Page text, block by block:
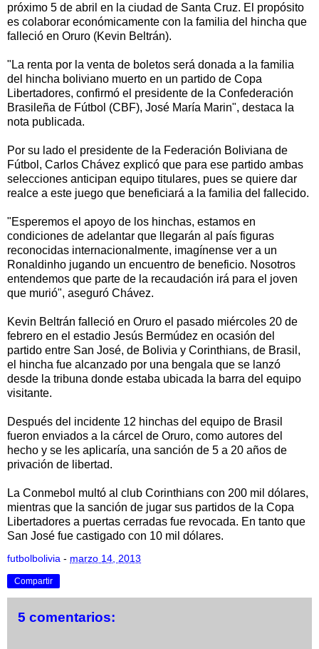
próximo 5 de abril en la ciudad de Santa Cruz. El propósito
es colaborar económicamente con la familia del hincha que
falleció en Oruro (Kevin Beltrán).
"La renta por la venta de boletos será donada a la familia
del hincha boliviano muerto en un partido de Copa
Libertadores, confirmó el presidente de la Confederación
Brasileña de Fútbol (CBF), José María Marin", destaca la
nota publicada.
Por su lado el presidente de la Federación Boliviana de
Fútbol, Carlos Chávez explicó que para ese partido ambas
selecciones anticipan equipo titulares, pues se quiere dar
realce a este juego que beneficiará a la familia del fallecido.
"Esperemos el apoyo de los hinchas, estamos en
condiciones de adelantar que llegarán al país figuras
reconocidas internacionalmente, imagínense ver a un
Ronaldinho jugando un encuentro de beneficio. Nosotros
entendemos que parte de la recaudación irá para el joven
que murió", aseguró Chávez.
Kevin Beltrán falleció en Oruro el pasado miércoles 20 de
febrero en el estadio Jesús Bermúdez en ocasión del
partido entre San José, de Bolivia y Corinthians, de Brasil,
el hincha fue alcanzado por una bengala que se lanzó
desde la tribuna donde estaba ubicada la barra del equipo
visitante.
Después del incidente 12 hinchas del equipo de Brasil
fueron enviados a la cárcel de Oruro, como autores del
hecho y se les aplicaría, una sanción de 5 a 20 años de
privación de libertad.
La Conmebol multó al club Corinthians con 200 mil dólares,
mientras que la sanción de jugar sus partidos de la Copa
Libertadores a puertas cerradas fue revocada. En tanto que
San José fue castigado con 10 mil dólares.
futbolbolivia - marzo 14, 2013
Compartir
5 comentarios: